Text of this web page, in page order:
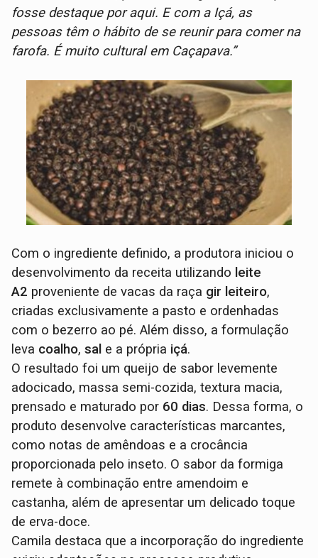
fosse destaque por aqui. E com a Içá, as
pessoas têm o hábito de se reunir para comer na
farofa. É muito cultural em Caçapava.”
Com o ingrediente definido, a produtora iniciou o
desenvolvimento da receita utilizando leite
A2 proveniente de vacas da raça gir leiteiro,
criadas exclusivamente a pasto e ordenhadas
com o bezerro ao pé. Além disso, a formulação
leva coalho,sal e a própria içá.
O resultado foi um queijo de sabor levemente
adocicado, massa semi-cozida, textura macia,
prensado e maturado por 60 dias. Dessa forma, o
produto desenvolve características marcantes,
como notas de amêndoas e a crocância
proporcionada pelo inseto. O sabor da formiga
remete à combinação entre amendoim e
castanha, além de apresentar um delicado toque
de erva-doce.
Camila destaca que a incorporação do ingrediente